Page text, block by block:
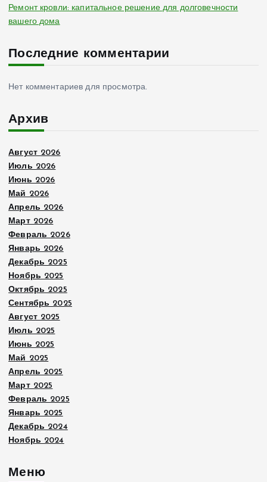
Ремонт кровли: капитальное решение для долговечности
вашего дома
Последние комментарии
Нет комментариев для просмотра.
Архив
Август 2026
Июль 2026
Июнь 2026
Май 2026
Апрель 2026
Март 2026
Февраль 2026
Январь 2026
Декабрь 2025
Ноябрь 2025
Октябрь 2025
Сентябрь 2025
Август 2025
Июль 2025
Июнь 2025
Май 2025
Апрель 2025
Март 2025
Февраль 2025
Январь 2025
Декабрь 2024
Ноябрь 2024
Меню